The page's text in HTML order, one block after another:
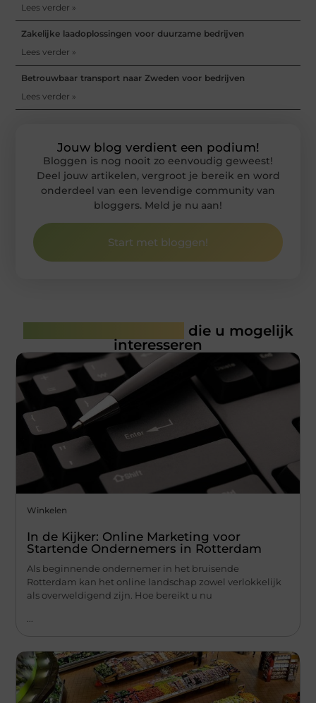
Lees verder »
Zakelijke laadoplossingen voor duurzame bedrijven
Lees verder »
Betrouwbaar transport naar Zweden voor bedrijven
Lees verder »
Jouw blog verdient een podium!
Bloggen is nog nooit zo eenvoudig geweest!
Deel jouw artikelen, vergroot je bereik en word
onderdeel van een levendige community van
bloggers. Meld je nu aan!
Start met bloggen!
die u mogelijk
interesseren
Winkelen
In de Kijker: Online Marketing voor
Startende Ondernemers in Rotterdam
Als beginnende ondernemer in het bruisende
Rotterdam kan het online landschap zowel verlokkelijk
als overweldigend zijn. Hoe bereikt u nu